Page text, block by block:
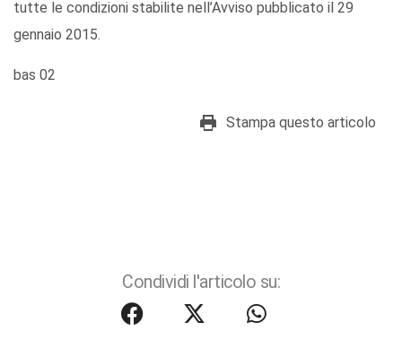
tutte le condizioni stabilite nell’Avviso pubblicato il 29
gennaio 2015.
bas 02
Stampa questo articolo
Condividi l'articolo su: